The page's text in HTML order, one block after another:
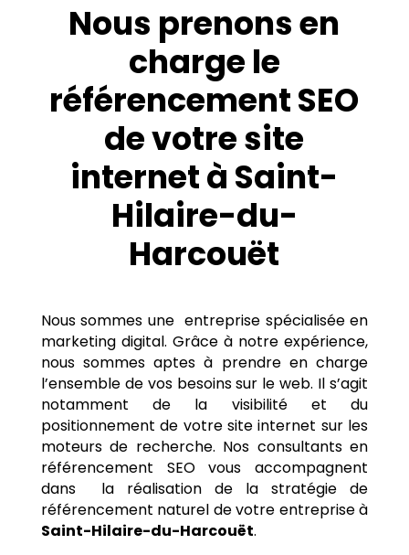
Nous prenons en
charge le
référencement SEO
de votre site
internet à Saint-
Hilaire-du-
Harcouët
Nous sommes une entreprise spécialisée en
marketing digital. Grâce à notre expérience,
nous sommes aptes à prendre en charge
l’ensemble de vos besoins sur le web. Il s’agit
notamment de la visibilité et du
positionnement de votre site internet sur les
moteurs de recherche. Nos consultants en
référencement SEO vous accompagnent
dans la réalisation de la stratégie de
référencement naturel de votre entreprise à
Saint-Hilaire-du-Harcouët.